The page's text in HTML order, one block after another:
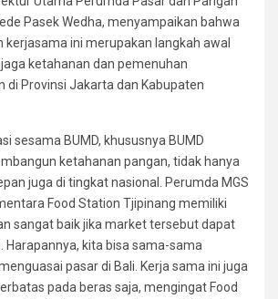
Pasek Wedha, menyampaikan bahwa
ini merupakan langkah awal
ketahanan dan pemenuhan
di Provinsi Jakarta dan Kabupaten
sesama BUMD, khususnya BUMD
ketahanan pangan, tidak hanya
juga di tingkat nasional. Perumda MGS
Food Station Tjipinang memiliki
sangat baik jika market tersebut dapat
Harapannya, kita bisa sama-sama
pasar di Bali. Kerja sama ini juga
pada beras saja, mengingat Food